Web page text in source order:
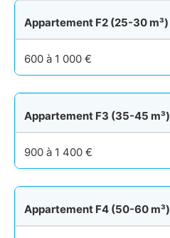
Appartement F2 (25-30 m³)
600 à 1 000 €
Appartement F3 (35-45 m³)
900 à 1 400 €
Appartement F4 (50-60 m³)